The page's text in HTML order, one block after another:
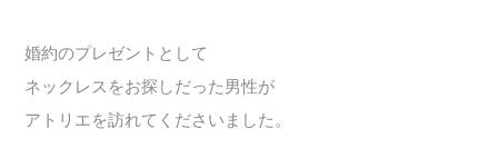
婚約のプレゼントとして
ネックレスをお探しだった男性が
アトリエを訪れてくださいました。